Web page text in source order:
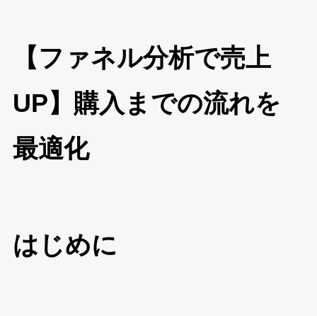
【ファネル分析で売上
UP】購入までの流れを
最適化
はじめに